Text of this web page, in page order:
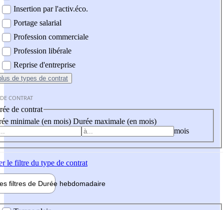
Insertion par l'activ.éco.
Portage salarial
Profession commerciale
Profession libérale
Reprise d'entreprise
de types de contrat
CONTRAT
de contrat
minimale (en mois) Durée maximale (en mois)
mois
le filtre du type de contrat
filtres de Durée hebdomadaire